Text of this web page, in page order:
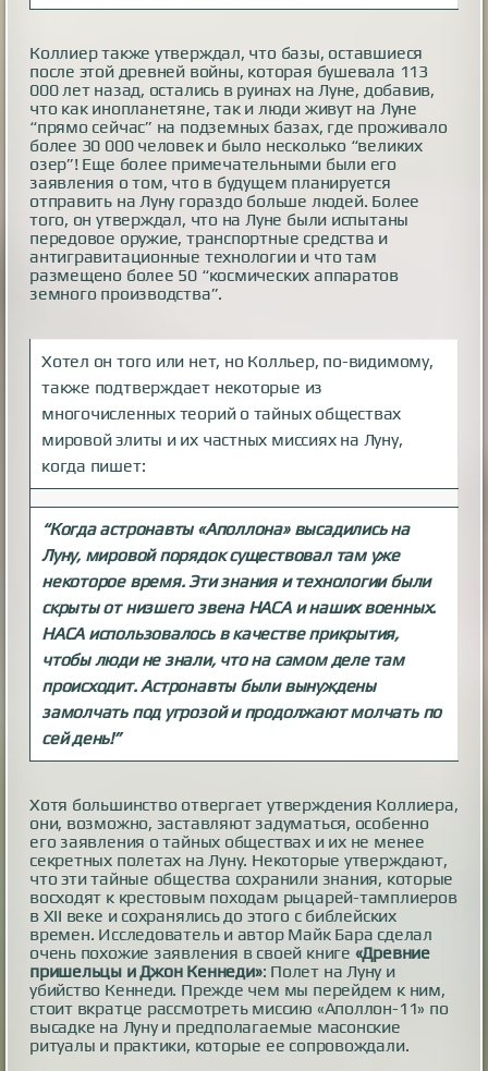
Коллиер также утверждал, что базы, оставшиеся
после этой древней войны, которая бушевала 113
000 лет назад, остались в руинах на Луне, добавив,
что как инопланетяне, так и люди живут на Луне
“прямо сейчас” на подземных базах, где проживало
более 30 000 человек и было несколько “великих
озер”! Еще более примечательными были его
заявления о том, что в будущем планируется
отправить на Луну гораздо больше людей. Более
того, он утверждал, что на Луне были испытаны
передовое оружие, транспортные средства и
антигравитационные технологии и что там
размещено более 50 “космических аппаратов
земного производства”.
Хотел он того или нет, но Колльер, по-видимому,
также подтверждает некоторые из
многочисленных теорий о тайных обществах
мировой элиты и их частных миссиях на Луну,
когда пишет:
“Когда астронавты «Аполлона» высадились на
Луну, мировой порядок существовал там уже
некоторое время. Эти знания и технологии были
скрыты от низшего звена НАСА и наших военных.
НАСА использовалось в качестве прикрытия,
чтобы люди не знали, что на самом деле там
происходит. Астронавты были вынуждены
замолчать под угрозой и продолжают молчать по
сей день!”
Хотя большинство отвергает утверждения Коллиера,
они, возможно, заставляют задуматься, особенно
его заявления о тайных обществах и их не менее
секретных полетах на Луну. Некоторые утверждают,
что эти тайные общества сохранили знания, которые
восходят к крестовым походам рыцарей-тамплиеров
в XII веке и сохранялись до этого с библейских
времен. Исследователь и автор Майк Бара сделал
очень похожие заявления в своей книге «Древние
пришельцы и Джон Кеннеди»: Полет на Луну и
убийство Кеннеди. Прежде чем мы перейдем к ним,
стоит вкратце рассмотреть миссию «Аполлон-11» по
высадке на Луну и предполагаемые масонские
ритуалы и практики, которые ее сопровождали.